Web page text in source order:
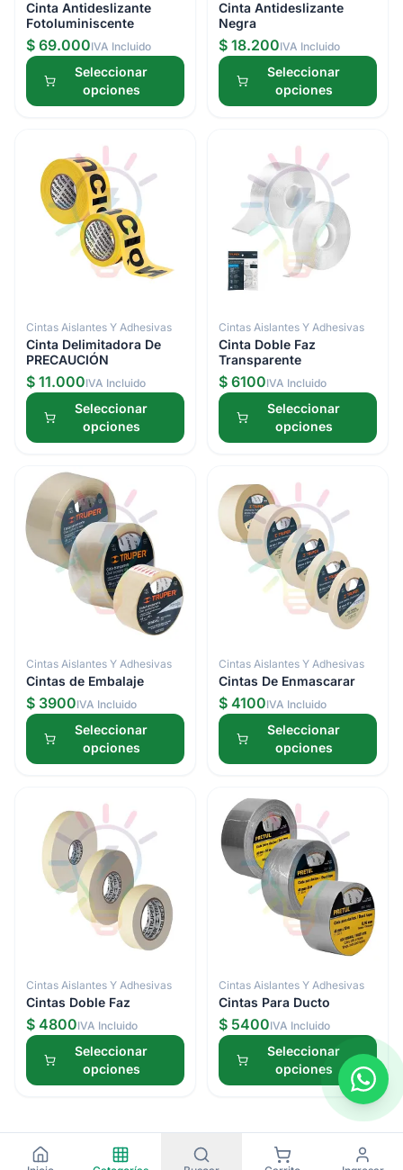
Cinta Antideslizante
Fotoluminiscente
$ 69.000IVA Incluido
Seleccionar
opciones
Cinta Antideslizante
Negra
$ 18.200IVA Incluido
Seleccionar
opciones
Cintas Aislantes Y Adhesivas
Cinta Delimitadora De
PRECAUCIÓN
$ 11.000IVA Incluido
Seleccionar
opciones
Cintas Aislantes Y Adhesivas
Cinta Doble Faz
Transparente
$ 6100IVA Incluido
Seleccionar
opciones
Cintas Aislantes Y Adhesivas
Cintas de Embalaje
$ 3900IVA Incluido
Seleccionar
opciones
Cintas Aislantes Y Adhesivas
Cintas De Enmascarar
$ 4100IVA Incluido
Seleccionar
opciones
Cintas Aislantes Y Adhesivas
Cintas Doble Faz
$ 4800IVA Incluido
Seleccionar
opciones
Cintas Aislantes Y Adhesivas
Cintas Para Ducto
$ 5400IVA Incluido
Seleccionar
opciones